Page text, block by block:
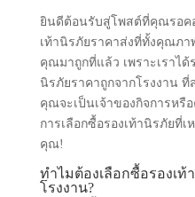
ยินดีต้อนรับสู่โพสต์ที่คุณรอค
เท้านิรภัยราคาส่งที่ทั้งคุณภ
คุณมาถูกที่แล้ว เพราะเราได้
นิรภัยราคาถูกจากโรงงาน
คุณจะเป็นเจ้าของกิจการหรื
การเลือกซื้อรองเท้านิรภัยที่
คุณ!
ทำไมต้องเลือกซื้อรองเท้
โรงงาน?